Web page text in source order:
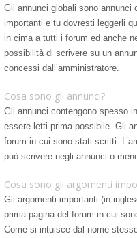
Gli annunci globali sono annunci
importanti e tu dovresti leggerli
in cima a tutti i forum ed anche
possibilità di scrivere su un
concessi dall’amministratore.
Cosa sono gli annunci?
Gli annunci contengono spesso
essere letti prima possibile. Gli
forum in cui sono stati scritti.
può scrivere negli annunci o
Cosa sono gli argomenti
Gli argomenti importanti (in
prima pagina del forum in cui
Come si intuisce dal nome